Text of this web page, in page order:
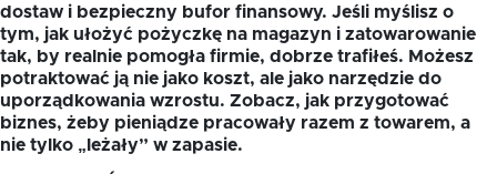
dostaw i bezpieczny bufor finansowy. Jeśli myślisz o
tym, jak ułożyć pożyczkę na magazyn i zatowarowanie
tak, by realnie pomogła firmie, dobrze trafiłeś. Możesz
potraktować ją nie jako koszt, ale jako narzędzie do
uporządkowania wzrostu. Zobacz, jak przygotować
biznes, żeby pieniądze pracowały razem z towarem, a
nie tylko „leżały” w zapasie.